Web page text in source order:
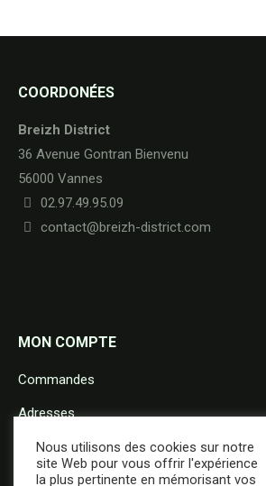
COORDONÉES
Breizh District
36 Avenue Gontran Bienvenu
56000 Vannes
02.97.49.95.09
contact@breizh-district.com
MON COMPTE
Commandes
Adresses
Détails du compte
Nous utilisons des cookies sur notre
site Web pour vous offrir l'expérience
la plus pertinente en mémorisant vos